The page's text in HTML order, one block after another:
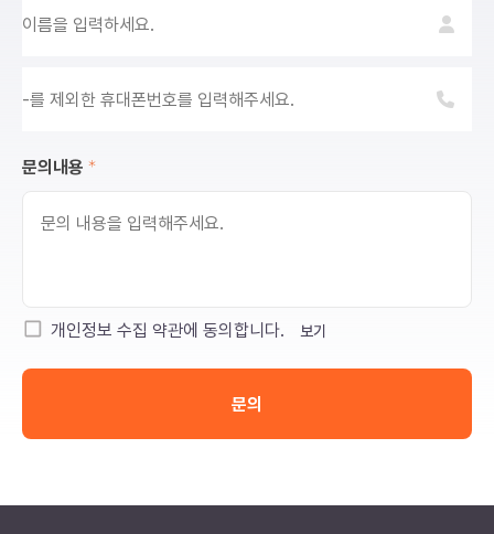
문의내용
개인정보 수집 약관에 동의합니다. 보기
문의